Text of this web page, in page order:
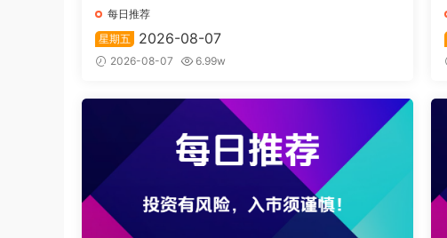
每日推荐
星期五
2026-08-07
2026-08-07 6.99w